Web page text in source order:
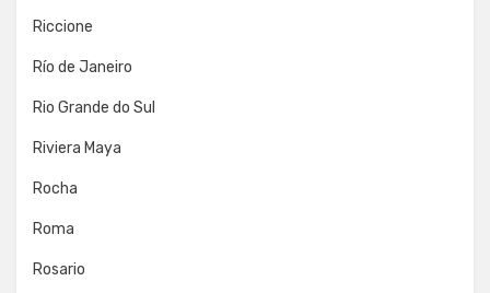
Riccione
Río de Janeiro
Rio Grande do Sul
Riviera Maya
Rocha
Roma
Rosario